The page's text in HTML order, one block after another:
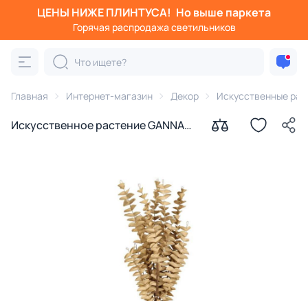
ЦЕНЫ НИЖЕ ПЛИНТУСА! Но выше паркета
Горячая распродажа светильников
Главная Интернет-магазин Декор Искусственные
Искусственное растение GANNAN